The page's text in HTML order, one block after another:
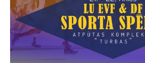
žurija. Lai prezentētu ideju
prototips nav obligāta